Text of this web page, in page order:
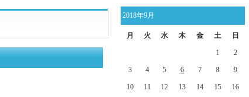
2018年9月
月 火 水 木 金 土 日
1 2
3 4 5 6 7 8 9
10 11 12 13 14 15 16